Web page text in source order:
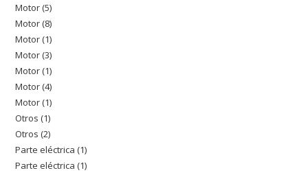
productos
Motor 55
productos
Motor 88
productos
Motor 11
producto
Motor 33
productos
Motor 11
producto
Motor 44
productos
Motor 11
producto
Otros 11
producto
Otros 22
productos
Parte eléctrica 11
producto
Parte eléctrica 11